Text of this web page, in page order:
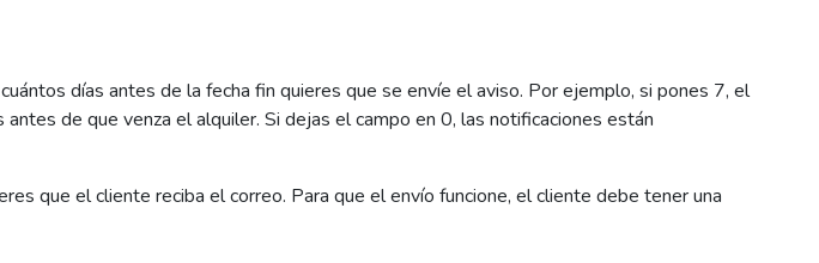
días antes de la fecha fin quieres que se envíe el aviso. Por ejemplo, si pones 7, el
de que venza el alquiler. Si dejas el campo en 0, las notificaciones están
que el cliente reciba el correo. Para que el envío funcione, el cliente debe tener una